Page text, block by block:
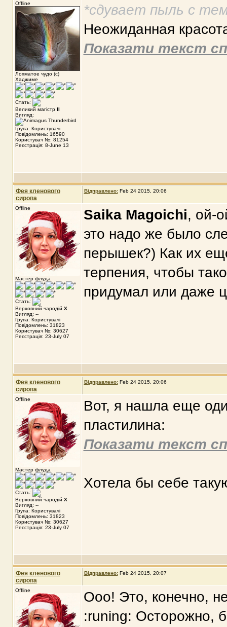
Offline
Лохматое чудо (с)
Хаджиме
Стать:
Великий магістр II
Вигляд:
Група: Користувачі
Повідомлень: 16590
Користувач №: 81254
Реєстрація: 8-June 13
*сдувает пыль с
Неожиданная
Показати текст
Фея кленового
сиропа
Відправлено: Feb 24 2015, 20:06
Offline
Мастер флуда
Стать:
Верховний чародій X
Вигляд: --
Група: Користувачі
Повідомлень: 31823
Користувач №: 30627
Реєстрація: 23-July 07
Saika Magoichi, ой-
это надо же было
перышек?) Как их
терпения, чтобы
придумал или даже
Фея кленового
сиропа
Відправлено: Feb 24 2015, 20:06
Offline
Мастер флуда
Стать:
Верховний чародій X
Вигляд: --
Група: Користувачі
Повідомлень: 31823
Користувач №: 30627
Реєстрація: 23-July 07
Вот, я нашла еще
пластилина:
Показати текст
Хотела бы себе
Фея кленового
сиропа
Відправлено: Feb 24 2015, 20:07
Offline
Ооо! Это, конечно,
:runing: Осторожно,